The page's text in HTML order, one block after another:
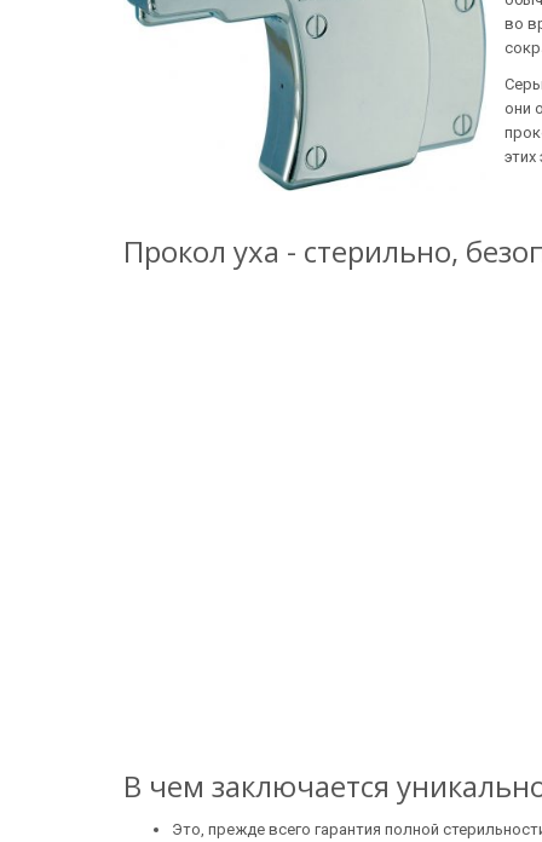
во
они
Прокол уха - стерильно,
В чем заключается
Это, прежде всего гарантия полной